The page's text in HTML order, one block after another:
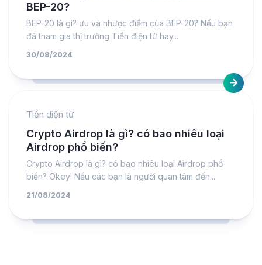
BEP-20?
BEP-20 là gì? ưu và nhược điểm của BEP-20? Nếu bạn
đã tham gia thị trường Tiền điện tử hay...
30/08/2024
Tiền điện tử
Crypto Airdrop là gì? có bao nhiêu loại
Airdrop phổ biến?
Crypto Airdrop là gì? có bao nhiêu loại Airdrop phổ
biến? Okey! Nếu các bạn là người quan tâm đến...
21/08/2024